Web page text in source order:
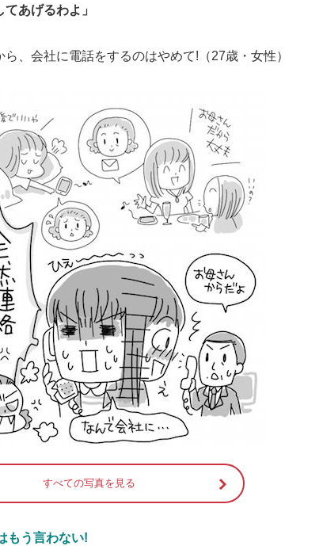
あげるわよ」
、会社に電話をするのはやめて!（27歳・女性）
すべての写真を見る
もう言わない!